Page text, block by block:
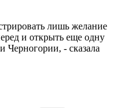
лишь желание
и открыть еще одну
Черногории, - сказала